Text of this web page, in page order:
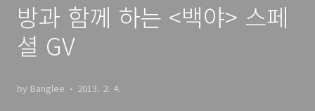
방과 함께 하는 <백야> 스페
셜 GV
by Banglee 2013. 2. 4.